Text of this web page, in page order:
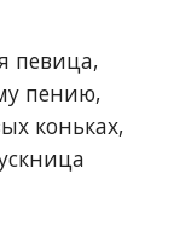
певица,
пению,
коньках,